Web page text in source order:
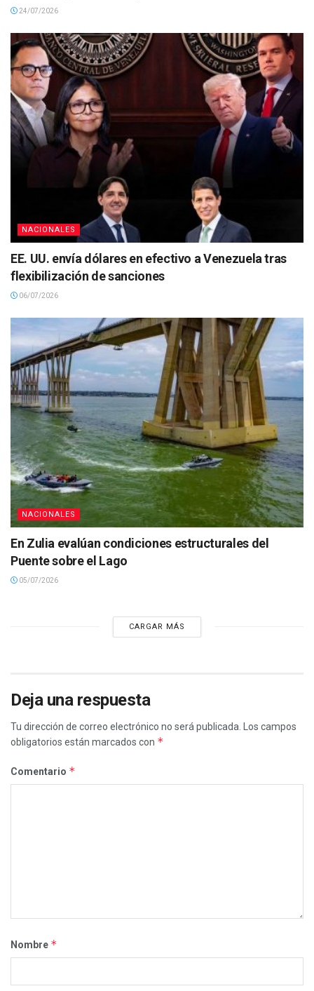
24/07/2026
NACIONALES
EE. UU. envía dólares en efectivo a Venezuela tras
flexibilización de sanciones
06/07/2026
NACIONALES
En Zulia evalúan condiciones estructurales del
Puente sobre el Lago
05/07/2026
CARGAR MÁS
Deja una respuesta
Tu dirección de correo electrónico no será publicada.
Los campos
obligatorios están marcados con *
Comentario *
Nombre *